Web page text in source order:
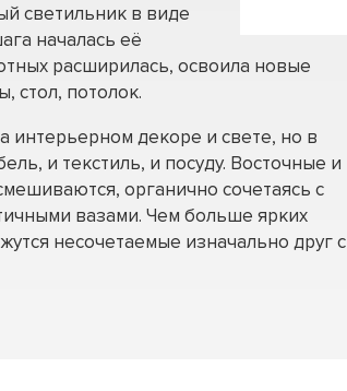
светильник в виде
началась её
расширилась, освоила новые
стол, потолок.
интерьерном декоре и свете, но в
и текстиль, и посуду. Восточные и
органично сочетаясь с
вазами. Чем больше ярких
несочетаемые изначально друг с